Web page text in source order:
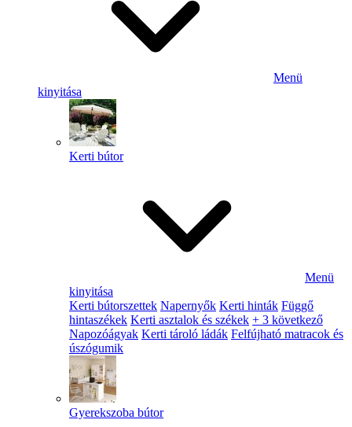
Menü
kinyitása
Kerti bútor
Menü
kinyitása
Kerti bútorszettek Napernyők Kerti hinták Függő
hintaszékek Kerti asztalok és székek + 3 következő
Napozóágyak Kerti tároló ládák Felfújható matracok és
úszógumik
Gyerekszoba bútor